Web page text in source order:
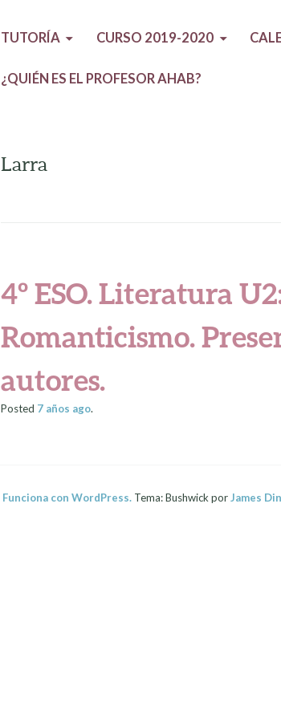
TUTORÍA CURSO 2019-2020
¿QUIÉN ES EL PROFESOR AHAB?
Larra
4º ESO. Literatura
Romanticismo.
autores.
Posted 7 años ago.
Funciona con WordPress.Tema: Bushwick porJames